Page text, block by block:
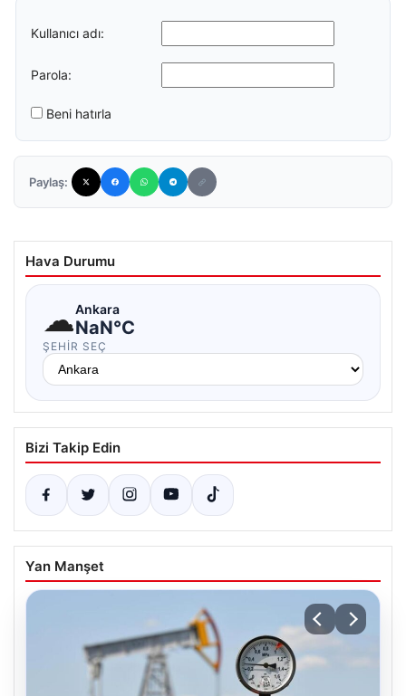
Kullanıcı adı:
Parola:
Beni hatırla
Paylaş:
Hava Durumu
☁Ankara
NaN°C
ŞEHIR SEÇ
Bizi Takip Edin
Yan Manşet